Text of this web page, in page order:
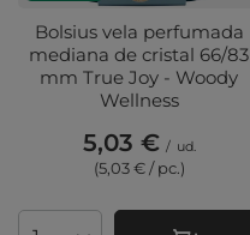
Bolsius vela perfumada
mediana de cristal 66/83
mm True Joy - Woody
Wellness
5,03 € / ud.
(5,03 € / pc.)